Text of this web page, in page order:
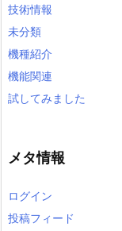
技術情報
未分類
機種紹介
機能関連
試してみました
メタ情報
ログイン
投稿フィード